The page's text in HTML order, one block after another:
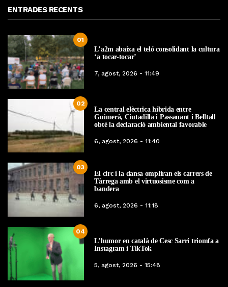
ENTRADES RECENTS
01
L’a2m abaixa el teló consolidant la cultura
‘a tocar-tocar’
7, agost, 2026 - 11:49
02
La central elèctrica híbrida entre
Guimerà, Ciutadilla i Passanant i Belltall
obté la declaració ambiental favorable
6, agost, 2026 - 11:40
03
El circ i la dansa ompliran els carrers de
Tàrrega amb el virtuosisme com a
bandera
6, agost, 2026 - 11:18
04
L’humor en català de Cesc Sarri triomfa a
Instagram i TikTok
5, agost, 2026 - 15:48